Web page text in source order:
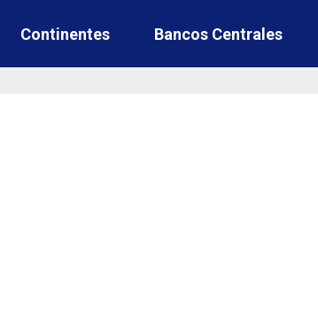
Continentes Bancos Centrales